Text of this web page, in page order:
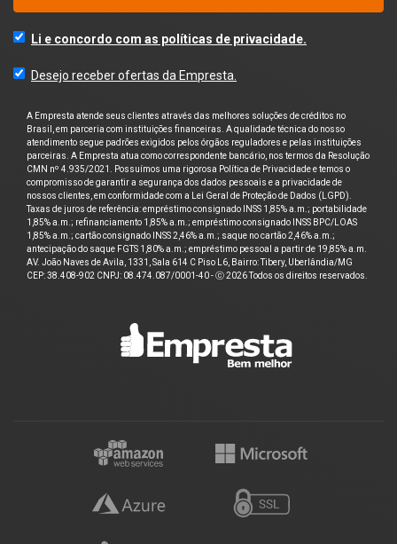
Li e concordo com as políticas de privacidade.
Desejo receber ofertas da Empresta.
A Empresta atende seus clientes através das melhores soluções de créditos no
Brasil, em parceria com instituições financeiras. A qualidade técnica do nosso
atendimento segue padrões exigidos pelos órgãos reguladores e pelas instituições
parceiras. A Empresta atua como correspondente bancário, nos termos da Resolução
CMN nº 4.935/2021. Possuímos uma rigorosa Política de Privacidade e temos o
compromisso de garantir a segurança dos dados pessoais e a privacidade de
nossos clientes, em conformidade com a Lei Geral de Proteção de Dados (LGPD).
Taxas de juros de referência: empréstimo consignado INSS 1,85% a.m.; portabilidade
1,85% a.m.; refinanciamento 1,85% a.m.; empréstimo consignado INSS BPC/LOAS
1,85% a.m.; cartão consignado INSS 2,46% a.m.; saque no cartão 2,46% a.m.;
antecipação do saque FGTS 1,80% a.m.; empréstimo pessoal a partir de 19,85% a.m.
AV. João Naves de Avila, 1331, Sala 614 C Piso L6, Bairro: Tibery, Uberlândia/MG
CEP: 38.408-902 CNPJ: 08.474.087/0001-40 - ⓒ 2026 Todos os direitos reservados.